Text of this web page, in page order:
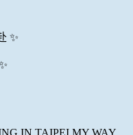
✨
IN TAIPEI MY WAY